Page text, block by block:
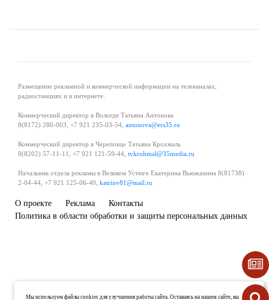
Размещение рекламной и коммерческой информации на телеканалах,
радиостанциях и в интернете.
Коммерческий директор в Вологде Татьяна Антонова
8(8172) 280-003, +7 921 235-03-54, antonova@ers35.ru
Коммерческий директор в Череповце Татьяна Крохмаль
8(8202) 57-11-11, +7 921 121-59-44, tvkrohmal@35media.ru
Начальник отдела рекламы в Великом Устюге Екатерина Вьюжанина 8(81738)
2-04-44, +7 921 125-06-40, katrinv81@mail.ru
О проекте Реклама
Контакты
Политика в области обработки и защиты персональных данных
Мы используем файлы cookies для улучшения работы сайта. Оставаясь на нашем сайте, вы